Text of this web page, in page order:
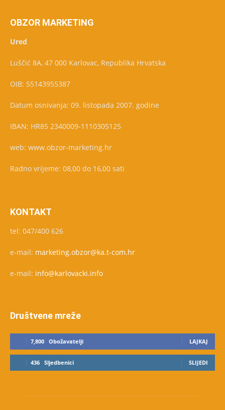
OBZOR MARKETING
Ured
Luščić 8A, 47 000 Karlovac, Republika Hrvatska
OIB: 55143955387
Datum osnivanja: 09. listopada 2007. godine
IBAN: HR85 2340009-1110305125
web: www.obzor-marketing.hr
Radno vrijeme: 08,00 do 16,00 sati
KONTAKT
tel: 047/400 626
e-mail: marketing.obzor@ka.t-com.hr
e-mail: info@karlovacki.info
Društvene mreže
7,800 Obožavatelji LAJKAJ
436 Sljedbenici SLIJEDI